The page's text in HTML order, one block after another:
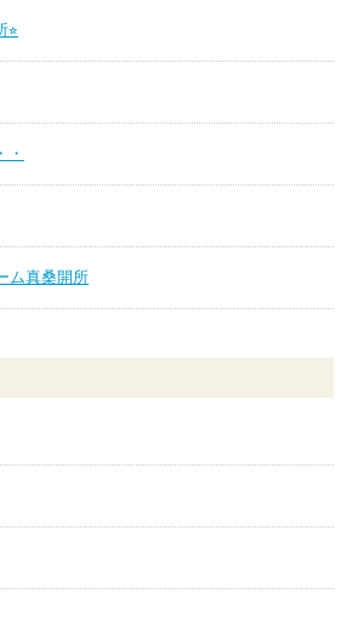
・
ム真桑開所